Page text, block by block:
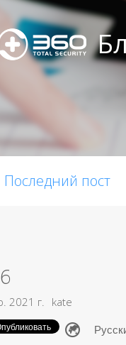
Последний пост
2021 г. kate